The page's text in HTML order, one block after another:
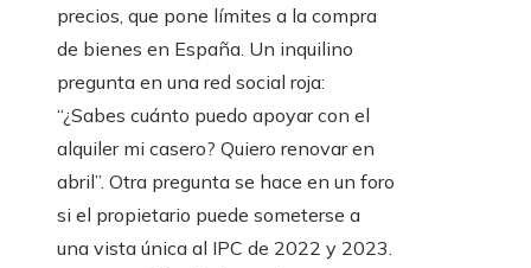
precios, que pone límites a la compra
de bienes en España. Un inquilino
pregunta en una red social roja:
“¿Sabes cuánto puedo apoyar con el
alquiler mi casero? Quiero renovar en
abril”. Otra pregunta se hace en un foro
si el propietario puede someterse a
una vista única al IPC de 2022 y 2023.